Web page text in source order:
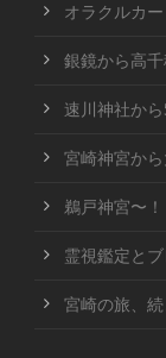
オラクルカ
銀鏡から高千
速川神社か
宮崎神宮から
鵜戸神宮〜！
霊視鑑定と
宮崎の旅、続